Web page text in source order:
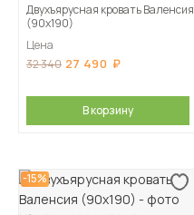
Двухъярусная кровать Валенсия
(90х190)
Цена
32 340 27 490
В корзину
-15%